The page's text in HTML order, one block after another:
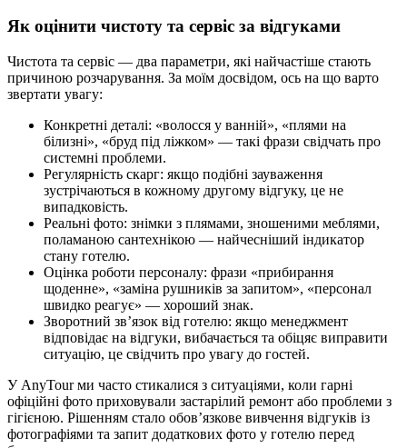
Як оцінити чистоту та сервіс за відгуками
Чистота та сервіс — два параметри, які найчастіше стають
причиною розчарування. За моїм досвідом, ось на що варто
звертати увагу:
Конкретні деталі: «волосся у ванній», «плями на
білизні», «бруд під ліжком» — такі фрази свідчать про
системні проблеми.
Регулярність скарг: якщо подібні зауваження
зустрічаються в кожному другому відгуку, це не
випадковість.
Реальні фото: знімки з плямами, зношеними меблями,
поламаною сантехнікою — найчесніший індикатор
стану готелю.
Оцінка роботи персоналу: фрази «прибирання
щоденне», «заміна рушників за запитом», «персонал
швидко реагує» — хороший знак.
Зворотний зв’язок від готелю: якщо менеджмент
відповідає на відгуки, вибачається та обіцяє виправити
ситуацію, це свідчить про увагу до гостей.
У AnyTour ми часто стикалися з ситуаціями, коли гарні
офіційні фото приховували застарілий ремонт або проблеми з
гігієною. Рішенням стало обов’язкове вивчення відгуків із
фотографіями та запит додаткових фото у готелю перед